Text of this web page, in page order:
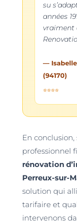
su
années
vraiment
—
(94170)
⭐⭐⭐⭐
En
professionnel
rénovation
Perreux-sur-
solution qui
tarifaire et
intervenons